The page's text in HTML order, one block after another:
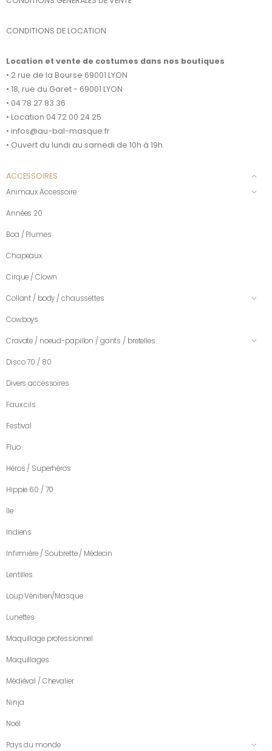
CONDITIONS DE LOCATION
Location et vente de costumes dans nos boutiques
• 2 rue de la Bourse 69001 LYON
• 18, rue du Garet - 69001 LYON
• 04 78 27 83 36
• Location 04 72 00 24 25
• infos@au-bal-masque.fr
• Ouvert du lundi au samedi de 10h à 19h.
ACCESSOIRES
Animaux Accessoire
Années 20
Boa / Plumes
Chapeaux
Cirque / Clown
Collant / body / chaussettes
Cowboys
Cravate / noeud-papillon / gants / bretelles
Disco 70 / 80
Divers accessoires
Faux cils
Festival
Fluo
Héros / Superhéros
Hippie 60 / 70
île
Indiens
Infirmière / Soubrette / Médecin
Lentilles
Loup Vénitien/Masque
Lunettes
Maquillage professionnel
Maquillages
Médiéval / Chevalier
Ninja
Noël
Pays du monde